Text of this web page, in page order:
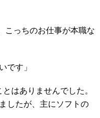
っちのお仕事が本職な
です」
はありませんでした。
したが、主にソフトの